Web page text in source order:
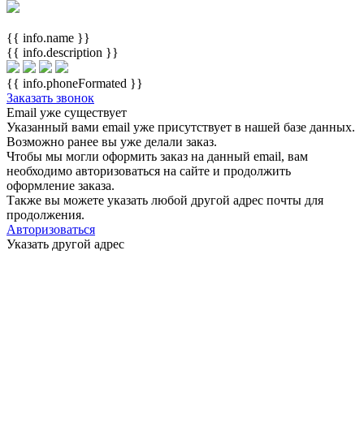
{{ info.name }}
{{ info.description }}
{{ info.phoneFormated }}
Заказать звонок
Email уже существует
Указанный вами email уже присутствует в нашей базе данных.
Возможно ранее вы уже делали заказ.
Чтобы мы могли оформить заказ на данный email, вам
необходимо авторизоваться на сайте и продолжить
оформление заказа.
Также вы можете указать любой другой адрес почты для
продолжения.
Авторизоваться
Указать другой адрес